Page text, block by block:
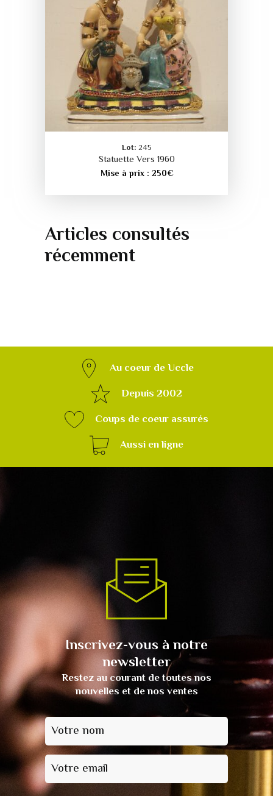
Lot: 245
Statuette Vers 1960
Mise à prix : 250€
Articles consultés
récemment
Au coeur de Uccle
Depuis 2002
Coups de coeur assurés
Aussi en ligne
Inscrivez-vous à notre
newsletter
Restez au courant de toutes nos
nouvelles et de nos ventes
Votre nom
Votre email